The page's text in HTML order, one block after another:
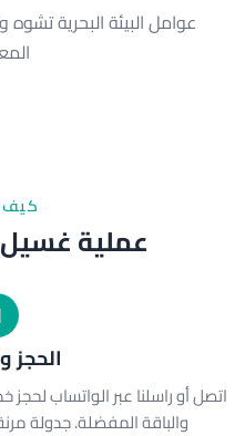
عوامل البيئة البحرية
عملية غسيل
الحجز
اتصل أو راسلنا عبر الواتساب
والباقة المفضلة. جدولة